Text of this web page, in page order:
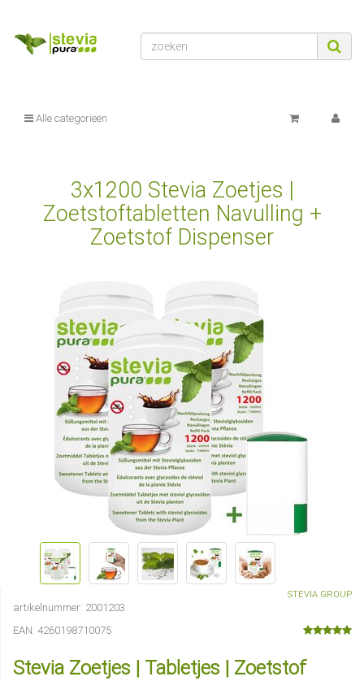
Alle categorieën
3x1200 Stevia Zoetjes |
Zoetstoftabletten Navulling +
Zoetstof Dispenser
STEVIA GROUP
artikelnummer: 2001203
EAN: 4260198710075
Stevia Zoetjes | Tabletjes | Zoetstof